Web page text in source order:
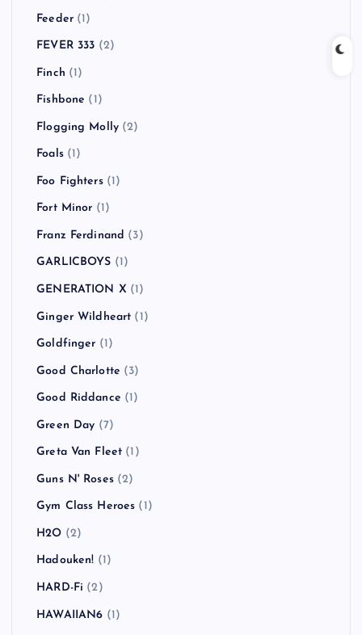
Feeder(1)
FEVER 333 (2)
Finch (1)
Fishbone (1)
Flogging Molly (2)
Foals(1)
Foo Fighters(1)
Fort Minor (1)
Franz Ferdinand (3)
GARLICBOYS (1)
GENERATION X (1)
Ginger Wildheart (1)
Goldfinger (1)
Good Charlotte (3)
Good Riddance (1)
Green Day (7)
Greta Van Fleet (1)
Guns N' Roses(2)
Gym Class Heroes (1)
H2O (2)
Hadouken! (1)
HARD-Fi (2)
HAWAIIAN6 (1)